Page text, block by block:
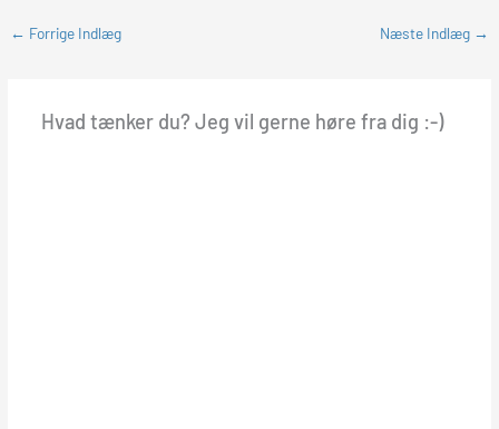
← Forrige Indlæg Næste Indlæg →
Hvad tænker du? Jeg vil gerne høre fra dig :-)